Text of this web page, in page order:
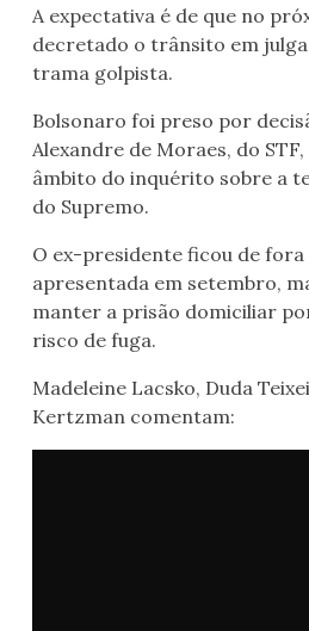
A expectativa é de que no
decretado o trânsito em
trama golpista.
Bolsonaro foi preso por
Alexandre de Moraes, do
âmbito do inquérito sobre a
do Supremo.
O ex-presidente ficou de fora
apresentada em setembro,
manter a prisão domiciliar
risco de fuga.
Madeleine Lacsko, Duda
Kertzman comentam: